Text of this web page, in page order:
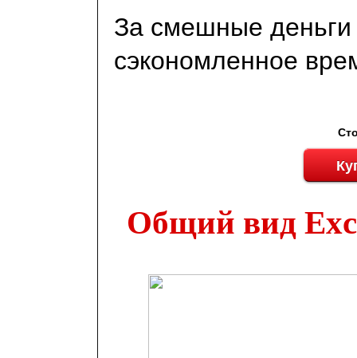
За смешные деньги
сэкономленное
Общий вид